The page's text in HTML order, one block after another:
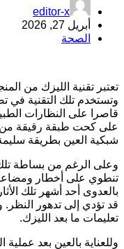
editor-x
أبريل 27, 2026
الصحة
تقنية الليزك من
تلك التقنية في
على النظارات
كحت طبقة رقيقة من
العين بطريقة سليمة
الرغم من بساطة تلك
على أخطار
أحد أشهر تلك
تؤدي إلى تدهور النظر.
ما بعد الليزك.
بالعين بعد عملية